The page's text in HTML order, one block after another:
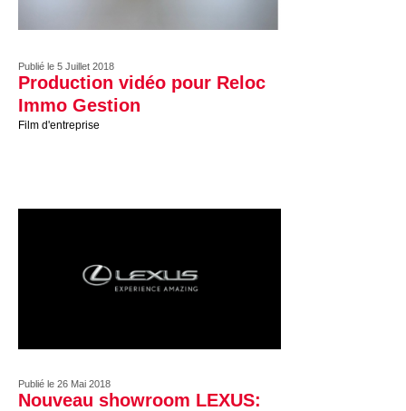
Publié le 5 Juillet 2018
Production vidéo pour Reloc
Immo Gestion
Film d'entreprise
Publié le 26 Mai 2018
Nouveau showroom LEXUS: